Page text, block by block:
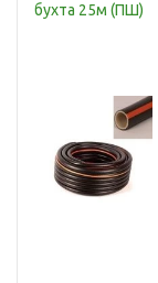
бухта 25м (ПШ)